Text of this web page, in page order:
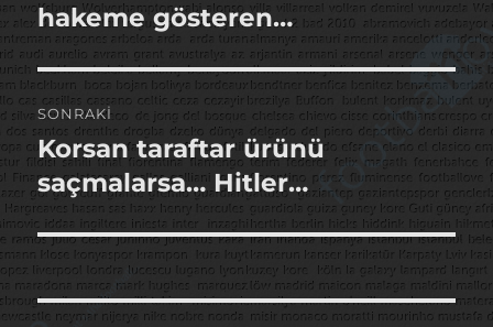
yazı:
hakeme gösteren…
SONRAKI
Sonraki
yazı:
Korsan taraftar ürünü
saçmalarsa… Hitler…